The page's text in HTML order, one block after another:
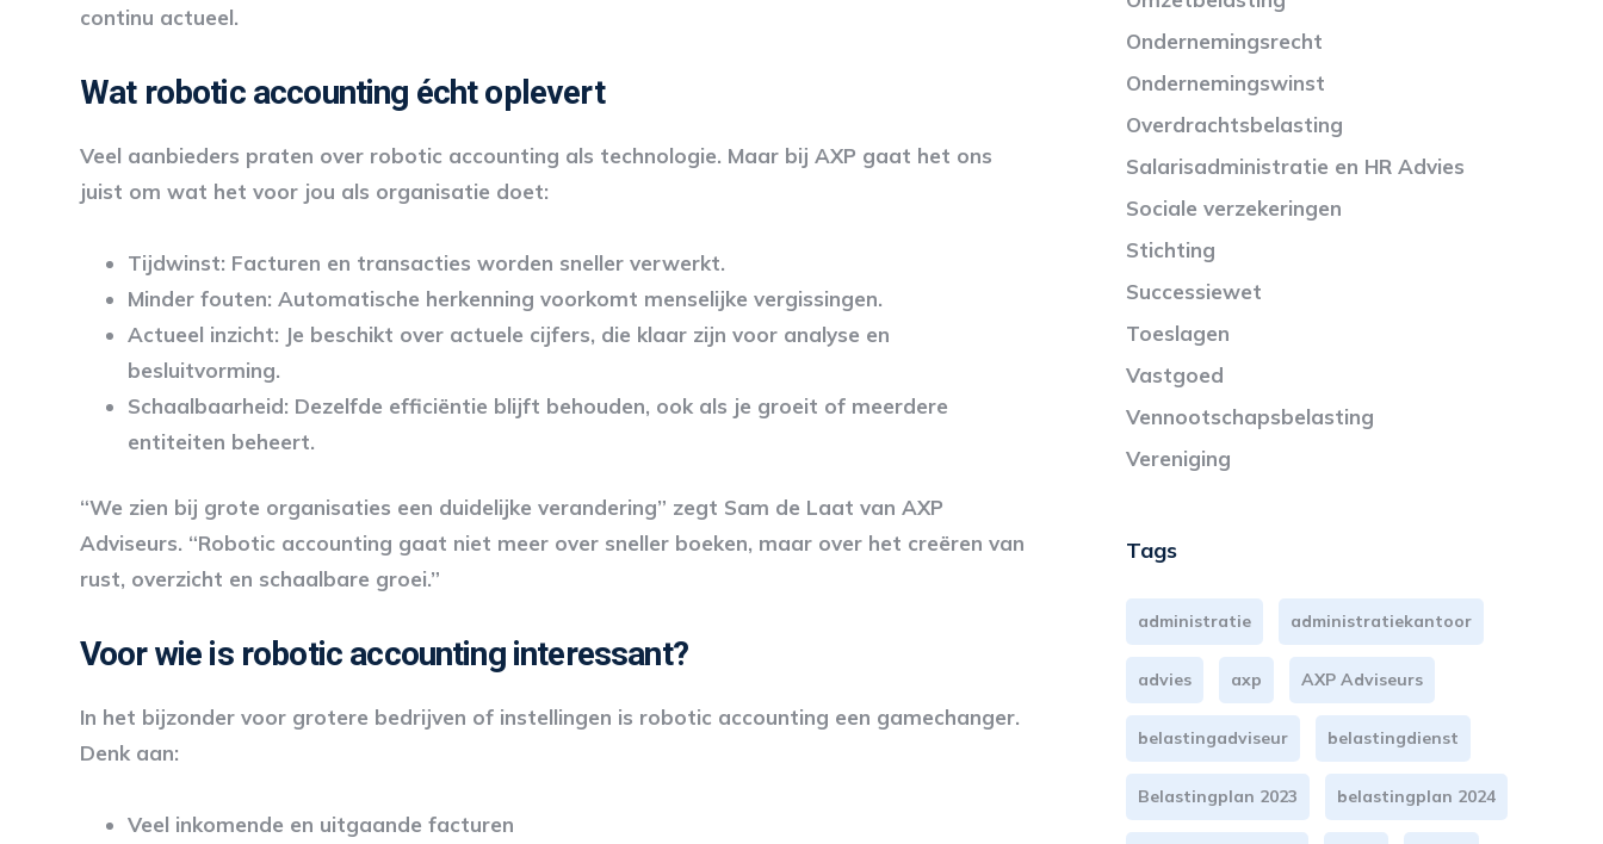
continu actueel.
Wat robotic accounting écht oplevert
Veel aanbieders praten over robotic accounting als technologie. Maar bij AXP gaat het ons
juist om wat het voor jou als organisatie doet:
Tijdwinst: Facturen en transacties worden sneller verwerkt.
Minder fouten: Automatische herkenning voorkomt menselijke vergissingen.
Actueel inzicht: Je beschikt over actuele cijfers, die klaar zijn voor analyse en
besluitvorming.
Schaalbaarheid: Dezelfde efficiëntie blijft behouden, ook als je groeit of meerdere
entiteiten beheert.
“We zien bij grote organisaties een duidelijke verandering” zegt Sam de Laat van AXP
Adviseurs. “Robotic accounting gaat niet meer over sneller boeken, maar over het creëren van
rust, overzicht en schaalbare groei.”
Voor wie is robotic accounting interessant?
In het bijzonder voor grotere bedrijven of instellingen is robotic accounting een gamechanger.
Denk aan:
Veel inkomende en uitgaande facturen
Ondernemingsrecht
Ondernemingswinst
Overdrachtsbelasting
Salarisadministratie en HR Advies
Sociale verzekeringen
Stichting
Successiewet
Toeslagen
Vastgoed
Vennootschapsbelasting
Vereniging
Tags
administratie administratiekantoor
advies axp AXP Adviseurs
belastingadviseur belastingdienst
Belastingplan 2023 belastingplan 2024